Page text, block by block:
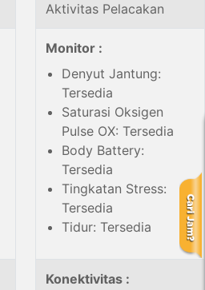
Aktivitas Pelacakan
Monitor :
Denyut Jantung:
Tersedia
Saturasi Oksigen
Pulse OX: Tersedia
Body Battery:
Tersedia
Tingkatan Stress:
Tersedia
Tidur: Tersedia
Konektivitas :